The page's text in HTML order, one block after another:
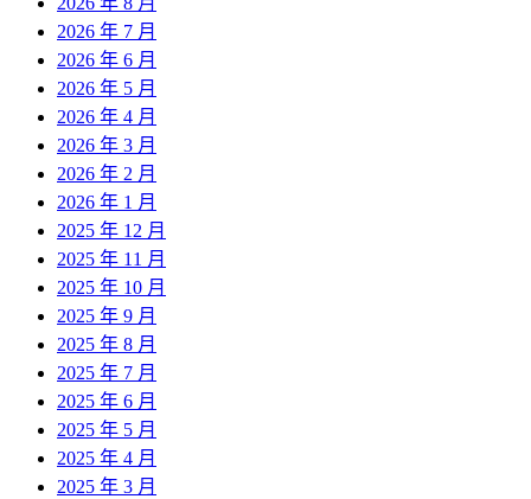
2026 年 7 月
2026 年 6 月
2026 年 5 月
2026 年 4 月
2026 年 3 月
2026 年 2 月
2026 年 1 月
2025 年 12 月
2025 年 11 月
2025 年 10 月
2025 年 9 月
2025 年 8 月
2025 年 7 月
2025 年 6 月
2025 年 5 月
2025 年 4 月
2025 年 3 月